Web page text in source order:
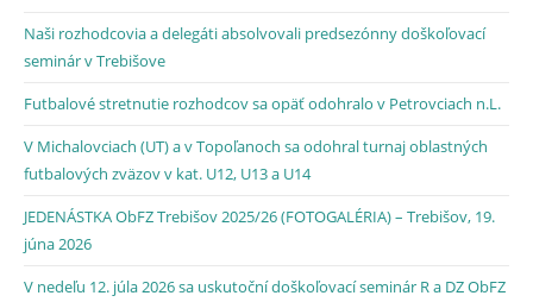
Naši rozhodcovia a delegáti absolvovali predsezónny doškoľovací
seminár v Trebišove
Futbalové stretnutie rozhodcov sa opäť odohralo v Petrovciach n.L.
V Michalovciach (UT) a v Topoľanoch sa odohral turnaj oblastných
futbalových zväzov v kat. U12, U13 a U14
JEDENÁSTKA ObFZ Trebišov 2025/26 (FOTOGALÉRIA) – Trebišov, 19.
júna 2026
V nedeľu 12. júla 2026 sa uskutoční doškoľovací seminár R a DZ ObFZ